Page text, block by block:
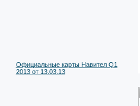
Официальные карты Навител Q1
2013 от 13.03.13